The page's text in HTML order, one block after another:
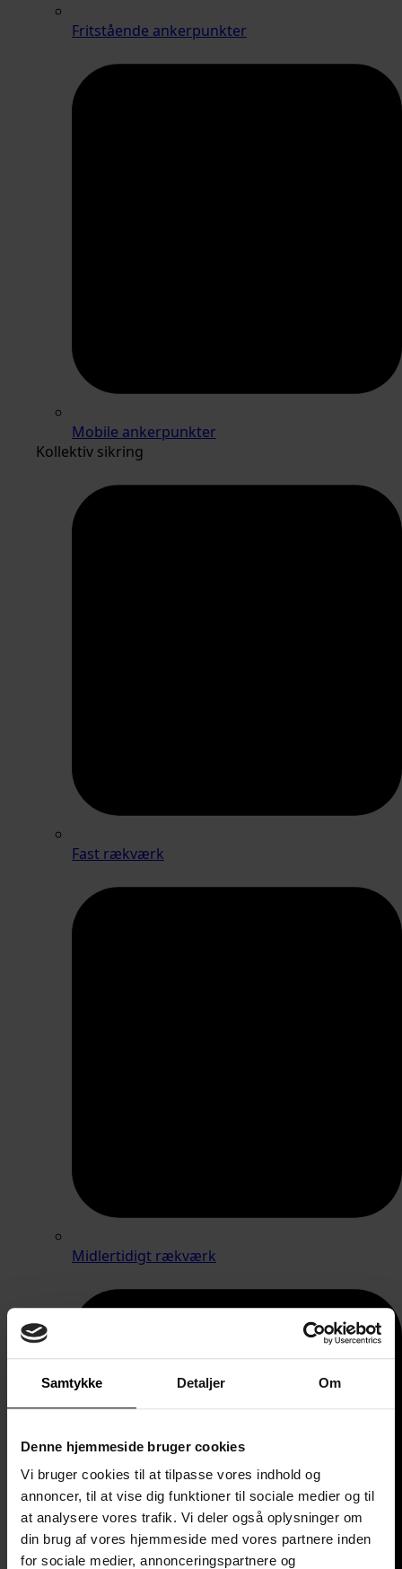
Samtykke Detaljer Om
Denne hjemmeside bruger cookies
Vi bruger cookies til at tilpasse vores indhold og
annoncer, til at vise dig funktioner til sociale medier og til
at analysere vores trafik. Vi deler også oplysninger om
din brug af vores hjemmeside med vores partnere inden
for sociale medier, annonceringspartnere og
Fritstående ankerpunkter
Mobile ankerpunkter
Kollektiv sikring
Fast rækværk
Midlertidigt rækværk